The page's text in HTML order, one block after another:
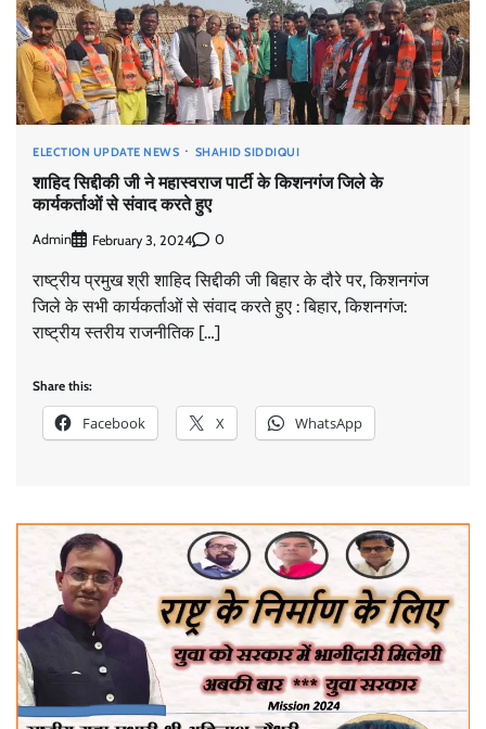
ELECTION UPDATE NEWS SHAHID SIDDIQUI
शाहिद सिद्दीकी जी ने महास्वराज पार्टी के किशनगंज जिले के
कार्यकर्ताओं से संवाद करते हुए
Admin February 3, 2024 0
राष्ट्रीय प्रमुख श्री शाहिद सिद्दीकी जी बिहार के दौरे पर, किशनगंज
जिले के सभी कार्यकर्ताओं से संवाद करते हुए : बिहार, किशनगंज:
राष्ट्रीय स्तरीय राजनीतिक […]
Share this:
Facebook X WhatsApp